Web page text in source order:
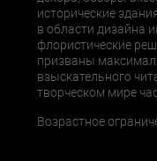
исторические
в области дизайна
флористические
призваны
взыскательного
творческом мире
Возрастное